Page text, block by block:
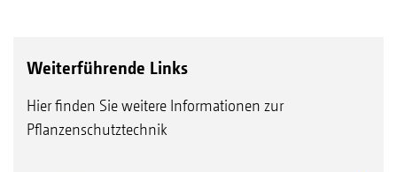
Weiterführende Links
Hier finden Sie weitere Informationen zur
Pflanzenschutztechnik